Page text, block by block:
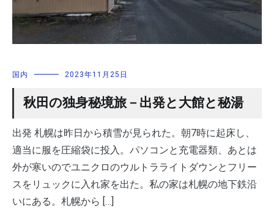
国内 2023年11月25日
秋田の独身秘境旅－出発と大館と秘湯
出発 札幌は昨日から積雪が見られた。朝7時に起床し、
適当に服を圧縮袋に投入。パソコンと充電器類、あとは
外が寒いのでユニクロのウルトラライトダウンとフリー
スをリュックに入れ家を出た。私の家は札幌の地下鉄沿
いにある。札幌から […]